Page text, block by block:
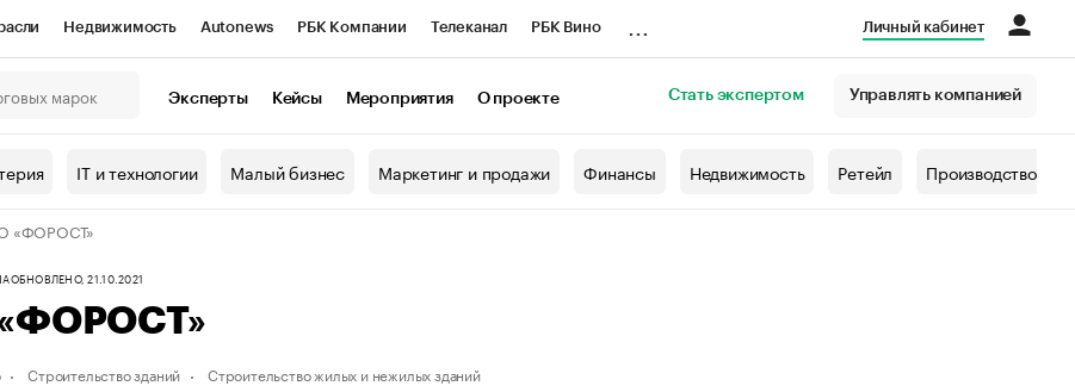
Недвижимость Autonews РБК Компании Телеканал РБК Вино
Проверка контрагентов
Личный кабинет
Эксперты Кейсы Мероприятия О проекте Стать экспертом Управлять компанией
IT и технологии Малый бизнес Маркетинг и продажи Финансы Недвижимость Ретейл Производство
«ФОРОСТ»
ОБНОВЛЕНО, 21.10.2021
Строительство зданий Строительство жилых и нежилых зданий